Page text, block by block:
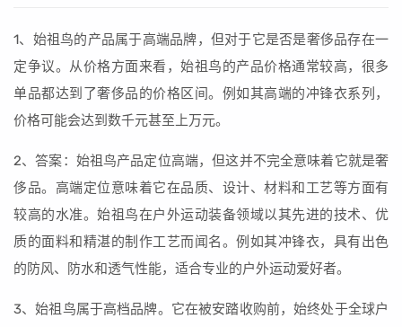
1、始祖鸟的产品属于高端品牌，但对于它是否是奢侈品存在一
定争议。从价格方面来看，始祖鸟的产品价格通常较高，很多
单品都达到了奢侈品的价格区间。例如其高端的冲锋衣系列，
价格可能会达到数千元甚至上万元。
2、答案：始祖鸟产品定位高端，但这并不完全意味着它就是奢
侈品。高端定位意味着它在品质、设计、材料和工艺等方面有
较高的水准。始祖鸟在户外运动装备领域以其先进的技术、优
质的面料和精湛的制作工艺而闻名。例如其冲锋衣，具有出色
的防风、防水和透气性能，适合专业的户外运动爱好者。
3、始祖鸟属于高档品牌。它在被安踏收购前，始终处于全球户